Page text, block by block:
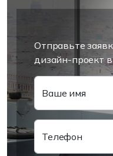
Отправьте
дизайн-проект
Ваше имя
Телефон